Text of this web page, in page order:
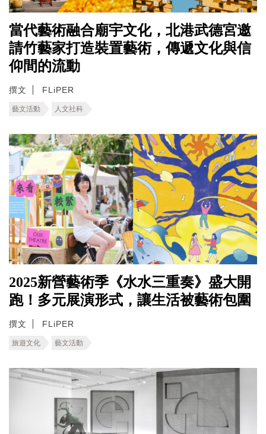
當代藝術融合廟宇文化，北港武德宮邀
請竹藝家打造裝置藝術，傳遞文化與信
仰間的流動
撰文 FLiPER
藝文活動 人文社科
2025新營藝術季《水水三重奏》盛大開
跑！多元展演形式，讓生活被藝術包圍
撰文 FLiPER
旅遊文化 藝文活動